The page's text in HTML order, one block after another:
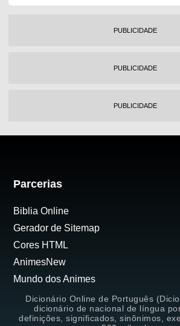
PUBLICIDADE
PUBLICIDADE
PUBLICIDADE
Parcerias
Biblia Online
Gerador de Sitemap
Cores HTML
AnimesNew
Mundo dos Animes
Dicionário Online de Português
dicionário de nacional de língua
definições, significados, sinônimos,